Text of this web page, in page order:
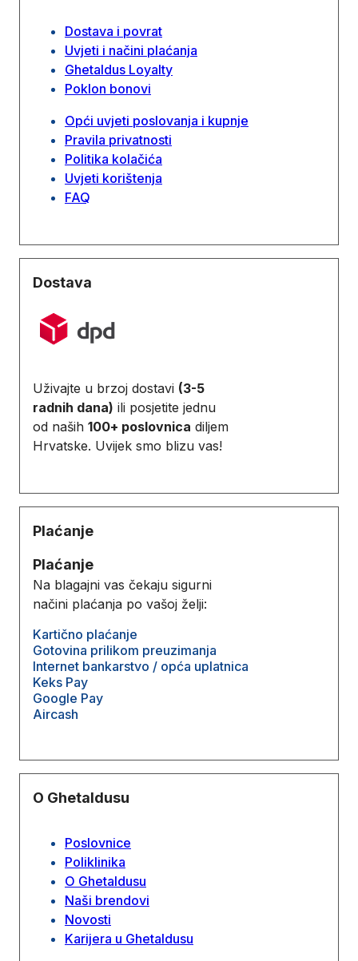
Dostava i povrat
Uvjeti i načini plaćanja
Ghetaldus Loyalty
Poklon bonovi
Opći uvjeti poslovanja i kupnje
Pravila privatnosti
Politika kolačića
Uvjeti korištenja
FAQ
Dostava
Uživajte u brzoj dostavi (3-5
radnih dana) ili posjetite jednu
od naših 100+ poslovnica diljem
Hrvatske. Uvijek smo blizu vas!
Plaćanje
Plaćanje
Na blagajni vas čekaju sigurni
načini plaćanja po vašoj želji:
Kartično plaćanje
Gotovina prilikom preuzimanja
Internet bankarstvo / opća uplatnica
Keks Pay
Google Pay
Aircash
O Ghetaldusu
Poslovnice
Poliklinika
O Ghetaldusu
Naši brendovi
Novosti
Karijera u Ghetaldusu